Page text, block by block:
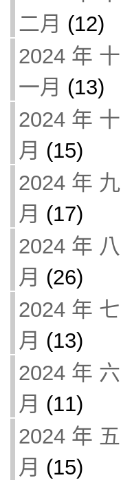
二月 (12)
2024 年 十
一月 (13)
2024 年 十
月 (15)
2024 年 九
月 (17)
2024 年 八
月 (26)
2024 年 七
月 (13)
2024 年 六
月 (11)
2024 年 五
月 (15)